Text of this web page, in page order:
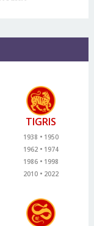
TIGRIS
1938
1950
1962
1974
1986
1998
2010
2022